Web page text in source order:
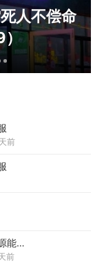
服，但日
涩涩新角
前
无畏契约：源能行动
前